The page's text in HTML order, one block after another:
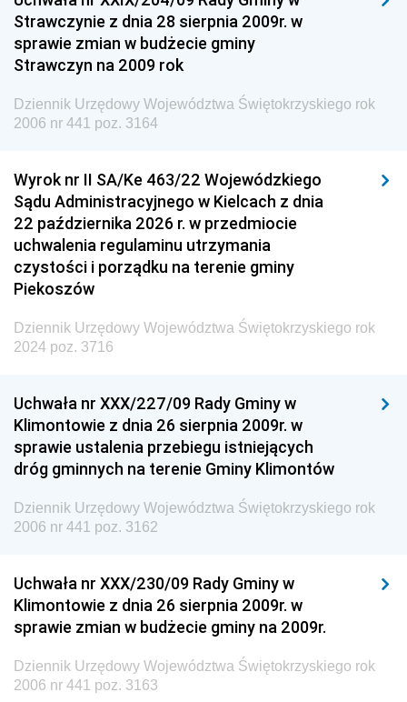
Dziennik Urzędowy Ministra Finansów i Gospodarki
Dziennik Urzędowy Ministra do Spraw Unii
Dziennik Urzędowy Agencji Wywiadu
Strawczynie z dnia 28 sierpnia 2009r. w
sprawie zmian w budżecie gminy
Strawczyn na 2009 rok
Dziennik Urzędowy Województwa Świętokrzyskiego rok
2006 nr 441 poz. 3164
Wyrok nr II SA/Ke 463/22 Wojewódzkiego
Sądu Administracyjnego w Kielcach z dnia
22 października 2026 r. w przedmiocie
uchwalenia regulaminu utrzymania
czystości i porządku na terenie gminy
Piekoszów
Dziennik Urzędowy Województwa Świętokrzyskiego rok
2024 poz. 3716
Uchwała nr XXX/227/09 Rady Gminy w
Klimontowie z dnia 26 sierpnia 2009r. w
sprawie ustalenia przebiegu istniejących
dróg gminnych na terenie Gminy Klimontów
Dziennik Urzędowy Województwa Świętokrzyskiego rok
2006 nr 441 poz. 3162
Uchwała nr XXX/230/09 Rady Gminy w
Klimontowie z dnia 26 sierpnia 2009r. w
sprawie zmian w budżecie gminy na 2009r.
Dziennik Urzędowy Województwa Świętokrzyskiego rok
2006 nr 441 poz. 3163